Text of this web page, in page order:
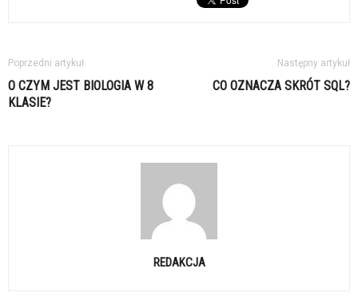
Poprzedni artykuł
O CZYM JEST BIOLOGIA W 8
KLASIE?
Następny artykuł
CO OZNACZA SKRÓT SQL?
REDAKCJA